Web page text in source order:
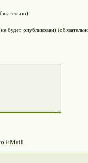
будет опубликован)
EMail